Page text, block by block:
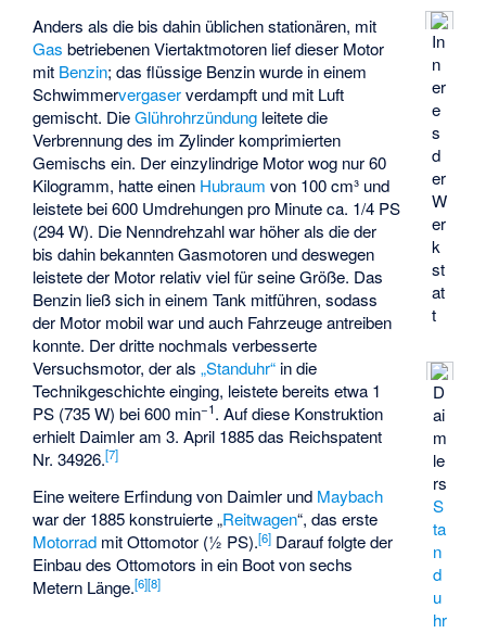
In
n
er
e
s
d
er
W
er
k
st
at
t
D
ai
m
le
rs
S
ta
n
d
u
hr
Anders als die bis dahin üblichen stationären, mit
Gas betriebenen Viertaktmotoren lief dieser Motor
mit Benzin; das flüssige Benzin wurde in einem
Schwimmervergaserverdampft und mit Luft
gemischt. DieGlührohrzündung leitete die
Verbrennung des im Zylinder komprimierten
Gemischs ein. Der einzylindrige Motor wog nur 60
Kilogramm, hatte einen Hubraum von 100 cm³ und
leistete bei 600 Umdrehungen pro Minute ca. 1/4 PS
(294 W). Die Nenndrehzahl war höher als die der
bis dahin bekannten Gasmotoren und deswegen
leistete der Motor relativ viel für seine Größe. Das
Benzin ließ sich in einem Tank mitführen, sodass
der Motor mobil war und auch Fahrzeuge antreiben
konnte. Der dritte nochmals verbesserte
Versuchsmotor, der als„Standuhr“ in die
Technikgeschichte einging, leistete bereits etwa 1
PS (735 W) bei 600 min−1. Auf diese Konstruktion
erhielt Daimler am 3. April 1885 das Reichspatent
Nr. 34926.[7]
Eine weitere Erfindung von Daimler und Maybach
war der 1885 konstruierte „Reitwagen“, das erste
Motorrad mit Ottomotor (½ PS).[6] Darauf folgte der
Einbau des Ottomotors in ein Boot von sechs
Metern Länge.[6][8]